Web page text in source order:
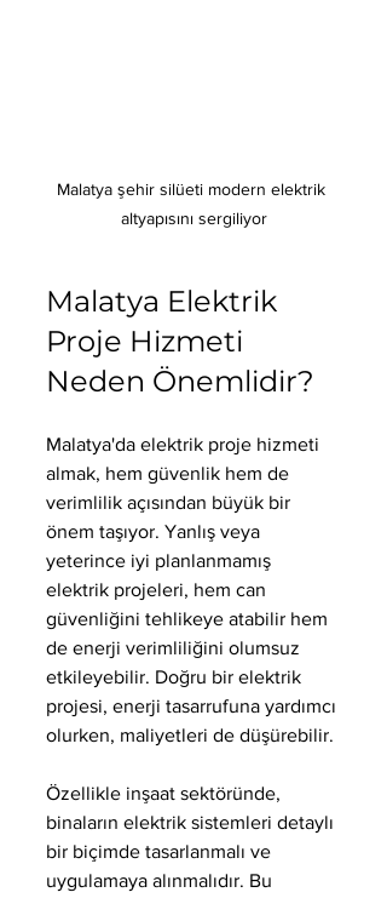
Malatya şehir silüeti modern elektrik
altyapısını sergiliyor
Malatya Elektrik
Proje Hizmeti
Neden Önemlidir?
Malatya'da elektrik proje hizmeti
almak, hem güvenlik hem de
verimlilik açısından büyük bir
önem taşıyor. Yanlış veya
yeterince iyi planlanmamış
elektrik projeleri, hem can
güvenliğini tehlikeye atabilir hem
de enerji verimliliğini olumsuz
etkileyebilir. Doğru bir elektrik
projesi, enerji tasarrufuna yardımcı
olurken, maliyetleri de düşürebilir.
Özellikle inşaat sektöründe,
binaların elektrik sistemleri detaylı
bir biçimde tasarlanmalı ve
uygulamaya alınmalıdır. Bu